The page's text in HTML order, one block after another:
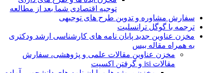
توجیه اقتصادی شما بعد از مطالعه
سفارش مشاوره و تدوین طرح های توجیهی
ترجمه با گوگل ترانسلیت
مخزن عناوین جدید پایان نامه های کارشناسی ارشد ودکتری
به همراه مقاله بیس
مخزن عناوین مقالات علمی و پژوهشی، سفارش
مقالات isi و گرفتن اکسپت